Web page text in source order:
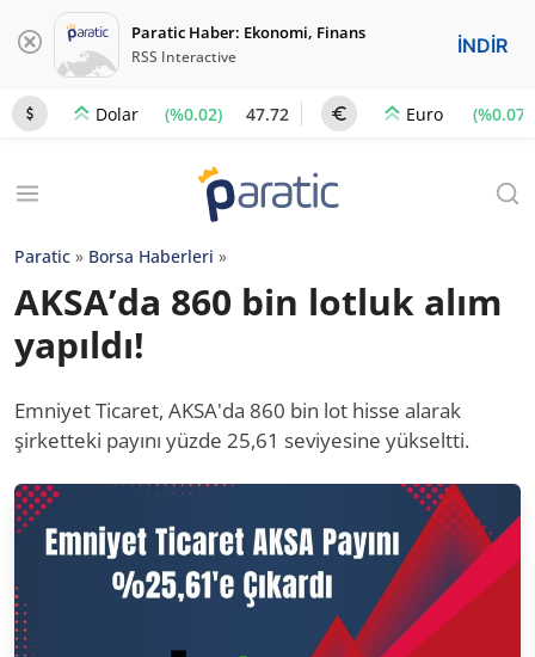
Paratic Haber: Ekonomi, Finans
RSS Interactive İNDİR
Dolar (%0.02) 47.72 Euro (%0.07)
Paratic » Borsa Haberleri »
AKSA’da 860 bin lotluk alım
yapıldı!
Emniyet Ticaret, AKSA'da 860 bin lot hisse alarak
şirketteki payını yüzde 25,61 seviyesine yükseltti.